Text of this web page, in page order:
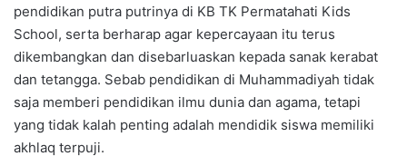
pendidikan putra putrinya di KB TK Permatahati Kids
School, serta berharap agar kepercayaan itu terus
dikembangkan dan disebarluaskan kepada sanak kerabat
dan tetangga. Sebab pendidikan di Muhammadiyah tidak
saja memberi pendidikan ilmu dunia dan agama, tetapi
yang tidak kalah penting adalah mendidik siswa memiliki
akhlaq terpuji.